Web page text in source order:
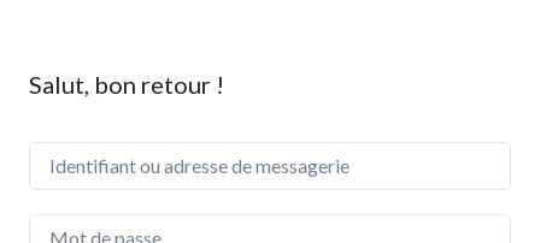
Salut, bon retour !